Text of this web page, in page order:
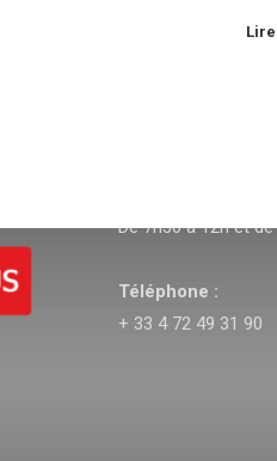
De 7h30 à 12h et
Téléphone :
+ 33 4 72 49 31 90